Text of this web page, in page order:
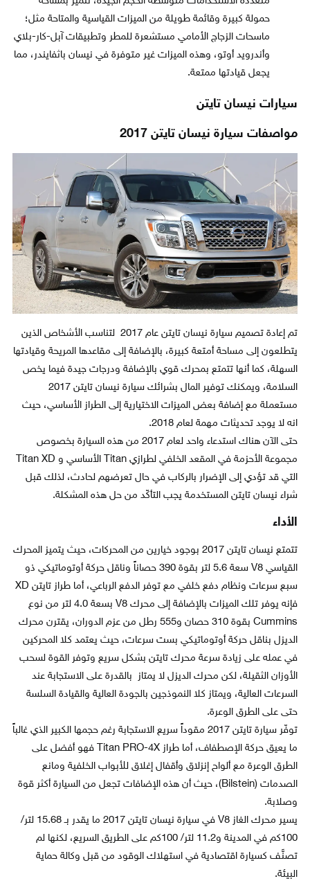
حمولة كبيرة وقائمة طويلة من الميزات القياسية والمتاحة مثل؛
ماسحات الزجاج الأمامي مستشعرة للمطر وتطبيقات آبل-كار-بلاي
وأندرويد أوتو، وهذه الميزات غير متوفرة في نيسان باثفايندر، مما
يجعل قيادتها ممتعة.
سيارات نيسان تايتن
مواصفات سيارة نيسان تايتن 2017
تم إعادة تصميم سيارة نيسان تايتن عام 2017 لتناسب الأشخاص الذين
يتطلعون إلى مساحة أمتعة كبيرة، بالإضافة إلى مقاعدها المريحة وقيادتها
السهلة، كما أنها تتمتع بمحرك قوي بالإضافة ودرجات جيدة فيما يخص
السلامة، ويمكنك توفير المال بشرائك سيارة نيسان تايتن 2017
مستعملة مع إضافة بعض الميزات الاختيارية إلى الطراز الأساسي، حيث
انه لا يوجد تحديثات مهمة لعام 2018.
حتى الآن هناك استدعاء واحد لعام 2017 من هذه السيارة بخصوص
مجموعة الأحزمة في المقعد الخلفي لطرازي Titan الأساسي و Titan XD
التي قد تؤدي إلى الإضرار بالركاب في حال تعرضهم لحادث، لذلك قبل
شراء نيسان تايتن المستخدمة يجب التأكّد من حل هذه المشكلة.
الأداء
تتمتع نيسان تايتن 2017 بوجود خيارين من المحركات، حيث يتميز المحرك
القياسي V8 سعة 5.6 لتر بقوة 390 حصاناً وناقل حركة أوتوماتيكي ذو
سبع سرعات ونظام دفع خلفي مع توفر الدفع الرباعي، أما طراز تايتن XD
فإنه يوفر تلك الميزات بالإضافة إلى محرك V8 بسعة 4.0 لتر من نوع
Cummins بقوة 310 حصان و555 رطل من عزم الدوران، يقترن محرك
الديزل بناقل حركة أوتوماتيكي بست سرعات، حيث يعتمد كلا المحركين
في عمله على زيادة سرعة محرك تايتن بشكل سريع وتوفر القوة لسحب
الأوزان الثقيلة، لكن محرك الديزل لا يمتاز بالقدرة على الاستجابة عند
السرعات العالية، ويمتاز كلا النموذجين بالجودة العالية والقيادة السلسة
حتى على الطرق الوعرة.
توفّر سيارة تايتن 2017 مقوداً سريع الاستجابة رغم حجمها الكبير الذي غالباً
ما يعيق حركة الإصطفاف، أما طراز Titan PRO-4X فهو أفضل على
الطرق الوعرة مع ألواح إنزلاق وأقفال إغلاق للأبواب الخلفية ومانع
الصدمات (Bilstein)، حيث أن هذه الإضافات تجعل من السيارة أكثر قوة
وصلابة.
يسير محرك الغاز V8 في سيارة نيسان تايتن 2017 ما يقدر بـ 15.68 لتر/
100كم في المدينة و11.2 لتر/ 100كم على الطريق السريع، لكنها لم
تصنَّف كسيارة اقتصادية في استهلاك الوقود من قبل وكالة حماية
البيئة.